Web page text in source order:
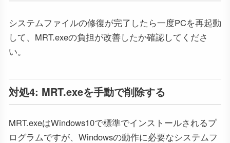
システムファイルの修復が完了したら一度PCを再起動
して、MRT.exeの負担が改善したか確認してくださ
い。
対処4: MRT.exeを手動で削除する
MRT.exeはWindows10で標準でインストールされるプ
ログラムですが、Windowsの動作に必要なシステムフ